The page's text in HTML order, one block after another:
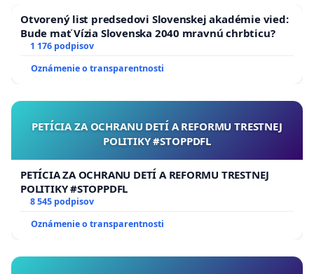
Otvorený list predsedovi Slovenskej akadémie vied:
Bude mať Vízia Slovenska 2040 mravnú chrbticu?
1 176 podpisov
Oznámenie o transparentnosti
PETÍCIA ZA OCHRANU DETÍ A REFORMU TRESTNEJ
POLITIKY #STOPPDFL
PETÍCIA ZA OCHRANU DETÍ A REFORMU TRESTNEJ
POLITIKY #STOPPDFL
8 545 podpisov
Oznámenie o transparentnosti